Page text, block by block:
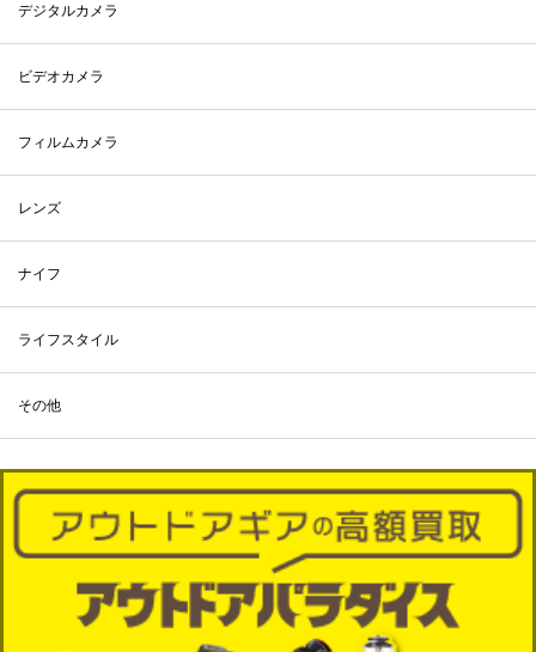
デジタルカメラ
ビデオカメラ
フィルムカメラ
レンズ
ナイフ
ライフスタイル
その他